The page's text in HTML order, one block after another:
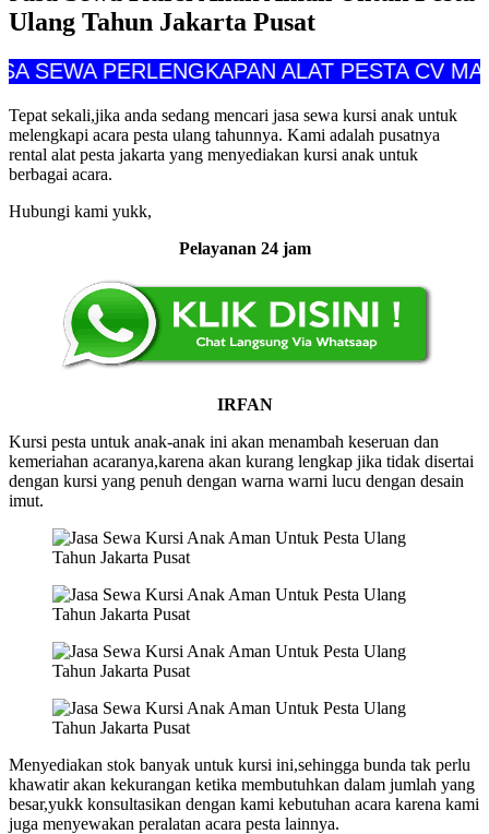
Ulang Tahun Jakarta Pusat
PERLENGKAPAN ALAT PESTA CV MANDIRI
Tepat sekali,jika anda sedang mencari jasa sewa kursi anak untuk
melengkapi acara pesta ulang tahunnya. Kami adalah pusatnya
rental alat pesta jakarta yang menyediakan kursi anak untuk
berbagai acara.
Hubungi kami yukk,
Pelayanan 24 jam
IRFAN
Kursi pesta untuk anak-anak ini akan menambah keseruan dan
kemeriahan acaranya,karena akan kurang lengkap jika tidak disertai
dengan kursi yang penuh dengan warna warni lucu dengan desain
imut.
Menyediakan stok banyak untuk kursi ini,sehingga bunda tak perlu
khawatir akan kekurangan ketika membutuhkan dalam jumlah yang
besar,yukk konsultasikan dengan kami kebutuhan acara karena kami
juga menyewakan peralatan acara pesta lainnya.